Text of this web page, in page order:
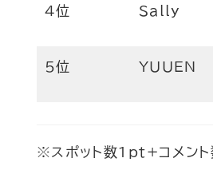
4位 Sally
5位 YUUEN
※スポット数1pt+コメン